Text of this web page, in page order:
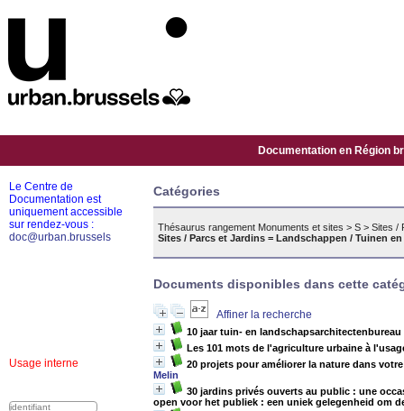
Documentation en Région
Catégories
Thésaurus rangement Monuments et sites > S > Sites /
Sites / Parcs et Jardins = Landschappen / Tuinen en
Documents disponibles dans cette
Affiner la recherche
10 jaar tuin- en
Les 101 mots de l'agriculture urbaine à
20 projets pour améliorer la nature dans
Melin
30 jardins privés ouverts au public : une
open voor het publiek : een uniek gelegenheid om
Le Centre de
Documentation est
uniquement accessible
sur rendez-vous :
doc@urban.brussels
Usage interne